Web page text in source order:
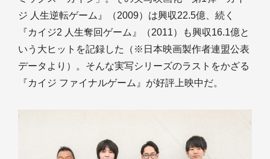
ジ 人生逆転ゲーム』（2009）は興収22.5億、続く
『カイジ2 人生奪回ゲーム』（2011）も興収16.1億と
いう大ヒットを記録した（※日本映画製作者連盟公表
データより）。そんな実写シリーズのラストをかざる
『カイジ ファイナルゲーム』が好評上映中だ。